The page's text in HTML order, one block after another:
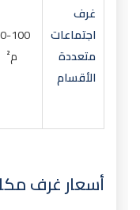
غرف
اجتماعات
متعددة
الأقسام
100
م²
أسعار غرف